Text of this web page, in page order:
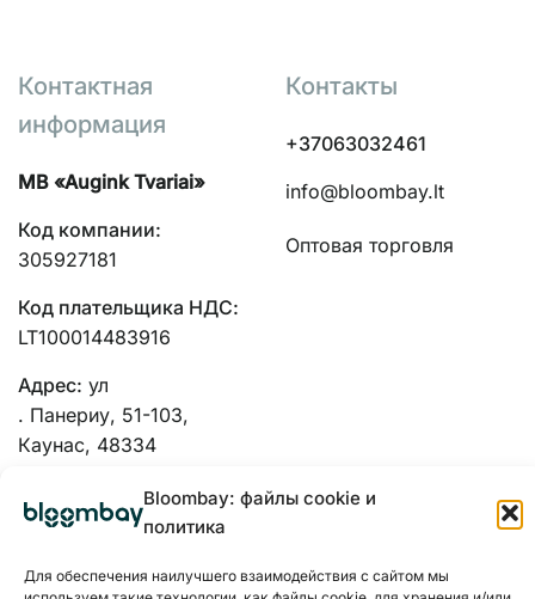
Bloombay: файлы cookie и
политика
Для обеспечения наилучшего взаимодействия с сайтом мы
Контактная
информация
MB «Augink Tvariai»
Код компании:
305927181
Код плательщика НДС:
LT100014483916
Адрес: ул
. Панериу, 51-103,
Каунас, 48334
Контакты
+37063032461
info@bloombay.lt
Оптовая торговля